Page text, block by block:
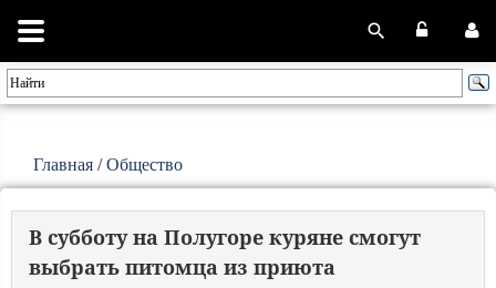
Главная /Общество
В субботу на Полугоре куряне смогут
выбрать питомца из приюта